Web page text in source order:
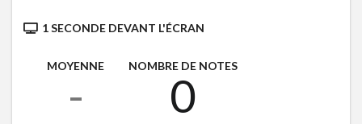
1 SECONDE DEVANT L'ÉCRAN
MOYENNE
-
NOMBRE DE NOTES
0